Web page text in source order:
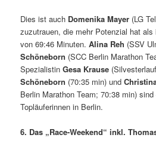
Dies ist auch Domenika Mayer (LG
zuzutrauen, die mehr Potenzial hat
von 69:46 Minuten.Alina Reh (SSV
Schöneborn (SCC Berlin Marathon
SpezialistinGesa Krause
Schöneborn (70:35 min) und
Berlin Marathon Team; 70:38 min)
Topläuferinnen in Berlin.
6. Das „Race-Weekend“ inkl.